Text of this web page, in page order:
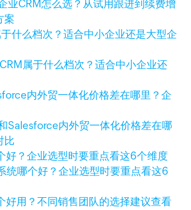
业CRM怎么选？从试用跟进到续费增
案
属于什么档次？适合中小企业还
Salesforce内外贸一体化价格差在哪
比
统哪个好？企业选型时要重点看这6
查看